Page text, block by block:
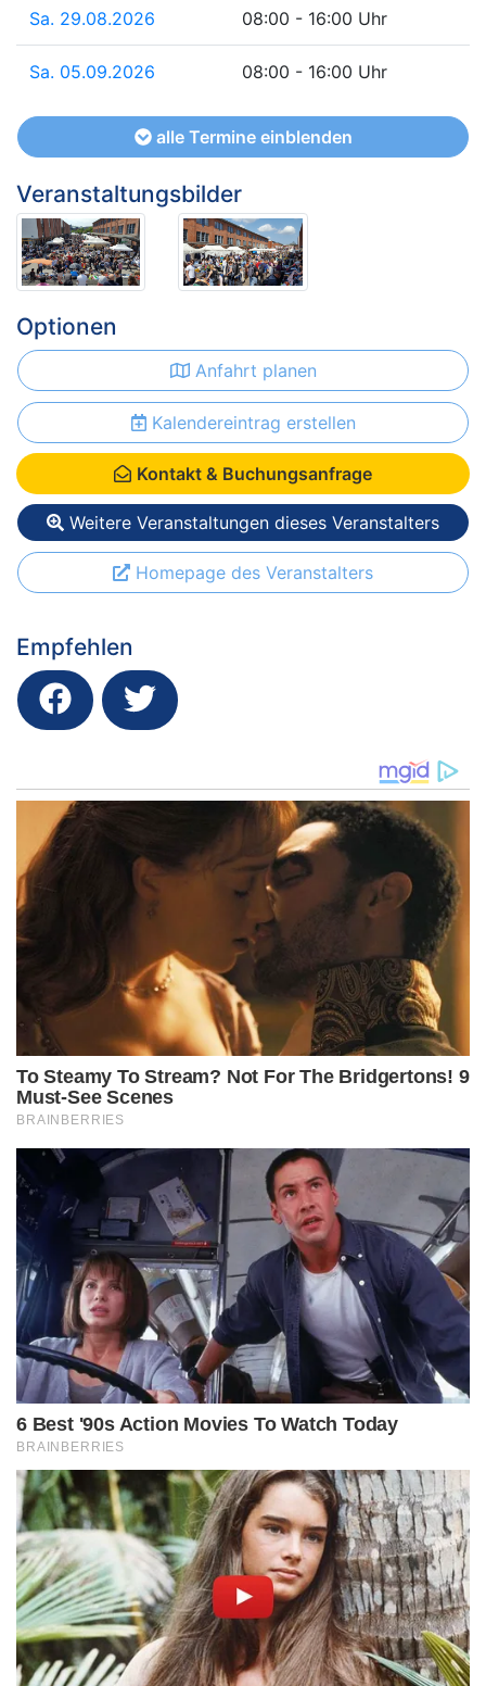
Sa. 29.08.2026 08:00 - 16:00 Uhr
Sa. 05.09.2026 08:00 - 16:00 Uhr
alle Termine einblenden
Veranstaltungsbilder
Optionen
Anfahrt planen
Kalendereintrag erstellen
Kontakt & Buchungsanfrage
Weitere Veranstaltungen dieses Veranstalters
Homepage des Veranstalters
Empfehlen